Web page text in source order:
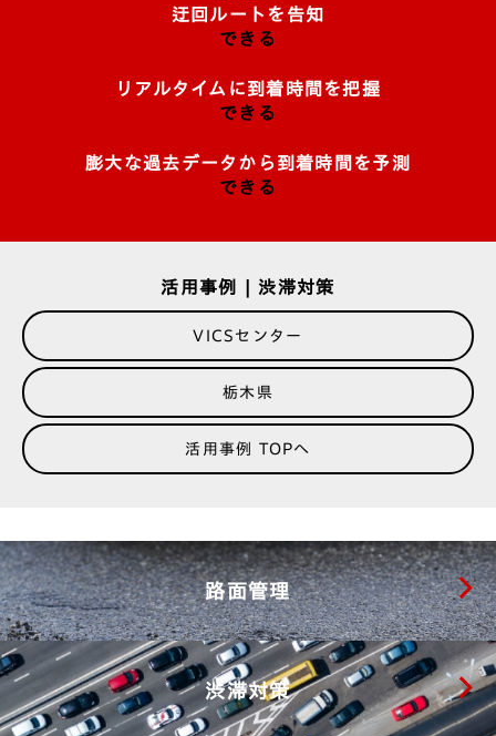
迂回ルートを告知
できる
リアルタイムに到着時間を把握
できる
膨大な過去データから到着時間を予測
できる
活用事例 | 渋滞対策
VICSセンター
栃木県
活用事例 TOPへ
路面管理
渋滞対策